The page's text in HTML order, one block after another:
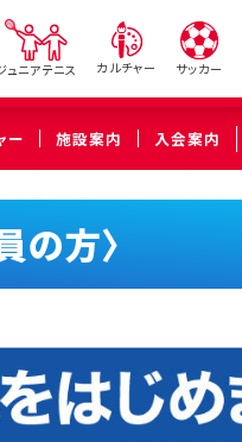
西新井
武蔵小杉
（川崎市中原区）
ュニアテニス カルチャー サッカー
ー 施設案内 入会案内
の方〉